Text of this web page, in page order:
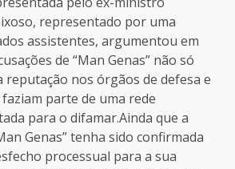
representado por uma
assistentes, argumentou em
de “Man Genas” não só
reputação nos órgãos de defesa e
parte de uma rede
para o difamar.Ainda que a
Genas” tenha sido confirmada
processual para a sua